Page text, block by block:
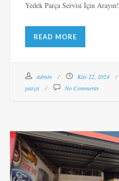
Yedek Parça Servisi İçin Arayın!
READ MORE
admin Kas 22, 2024
parça
No Comments